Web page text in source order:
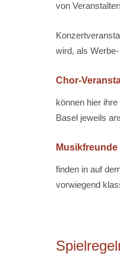
von
wird, als
Chor-
können hier
Basel jeweils
Musikfreunde
finden in auf
vorwiegend